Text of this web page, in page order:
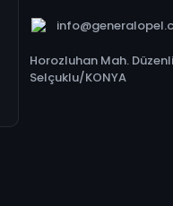
Horozluhan Mah.
Selçuklu/KONYA